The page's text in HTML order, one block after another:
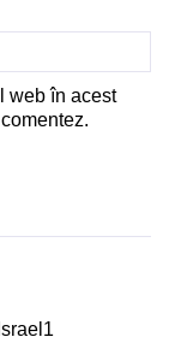
web în acest